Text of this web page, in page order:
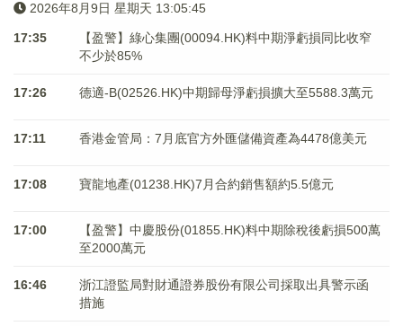
2026年8月9日 星期天 13:05:46
17:35
【盈警】綠心集團(00094.HK)料中期淨虧損同比收窄
不少於85%
17:26 德適-B(02526.HK)中期歸母淨虧損擴大至5588.3萬元
17:11 香港金管局：7月底官方外匯儲備資產為4478億美元
17:08 寶龍地產(01238.HK)7月合約銷售額約5.5億元
17:00
【盈警】中慶股份(01855.HK)料中期除稅後虧損500萬
至2000萬元
16:46
浙江證監局對財通證券股份有限公司採取出具警示函
措施